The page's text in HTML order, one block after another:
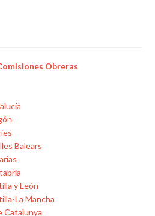
Obreras
Balears
y León
La Mancha
Catalunya